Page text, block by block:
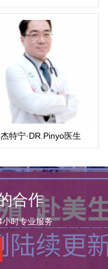
杰特宁·DR.Pinyo医生
合作
小时专业服务